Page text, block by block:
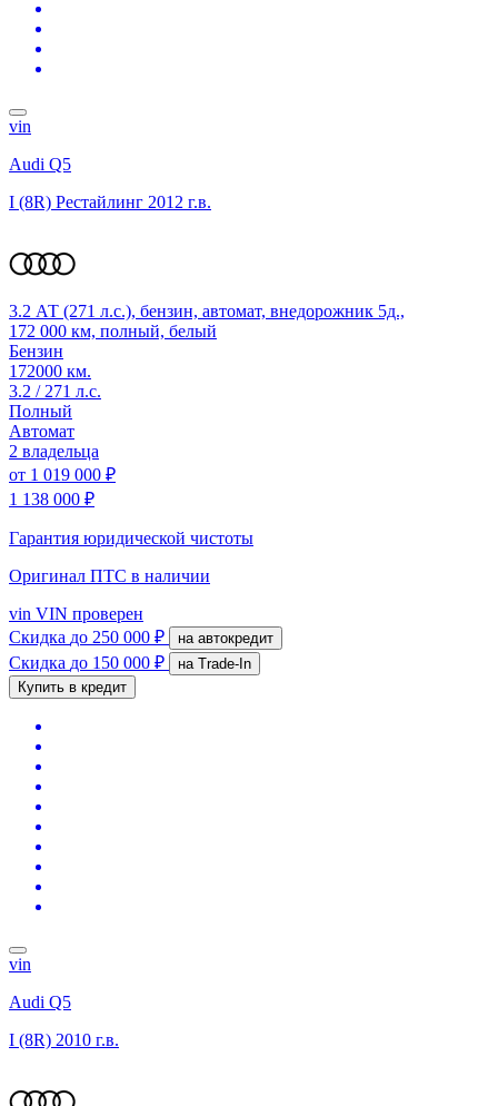
vin
Audi Q5
I (8R) Рестайлинг 2012 г.в.
3.2 АТ (271 л.с.), бензин, автомат, внедорожник 5д.,
172 000 км, полный, белый
Бензин
172000 км.
3.2 / 271 л.с.
Полный
Автомат
2 владельца
от 1 019 000 ₽
1 138 000 ₽
Гарантия юридической чистоты
Оригинал ПТС в наличии
vin VIN проверен
Скидка до 250 000 ₽ на автокредит
Скидка до 150 000 ₽
на Trade-In
Купить в кредит
vin
Audi Q5
I (8R) 2010 г.в.